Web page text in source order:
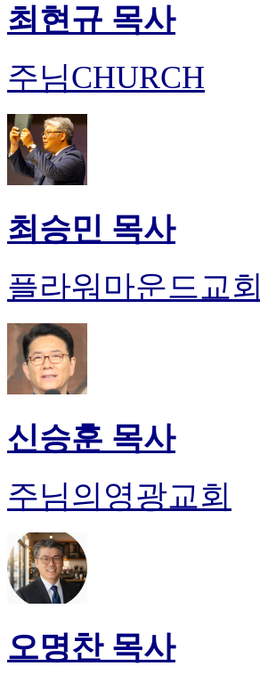
최현규 목사
주님CHURCH
최승민 목사
플라워마운드교회
신승훈 목사
주님의영광교회
오명찬 목사